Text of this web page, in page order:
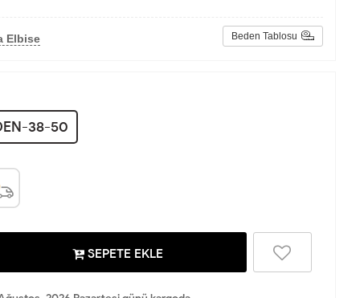
Elbise Beden Tablosu
38-50
SEPETE EKLE